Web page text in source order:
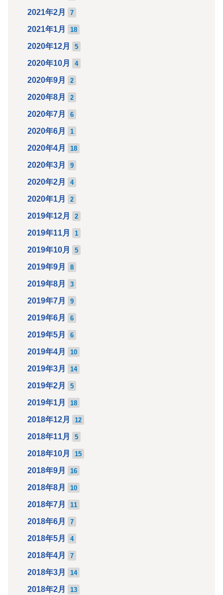
2021年2月 7
2021年1月 18
2020年12月 5
2020年10月 4
2020年9月 2
2020年8月 2
2020年7月 6
2020年6月 1
2020年4月 18
2020年3月 9
2020年2月 4
2020年1月 2
2019年12月 2
2019年11月 1
2019年10月 5
2019年9月 8
2019年8月 3
2019年7月 9
2019年6月 6
2019年5月 6
2019年4月 10
2019年3月 14
2019年2月 5
2019年1月 18
2018年12月 12
2018年11月 5
2018年10月 15
2018年9月 16
2018年8月 10
2018年7月 11
2018年6月 7
2018年5月 4
2018年4月 7
2018年3月 14
2018年2月 13